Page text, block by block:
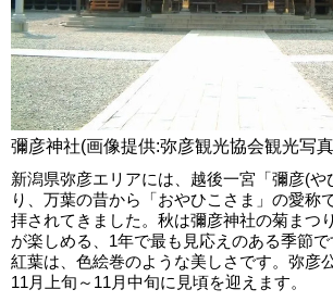
彌彦神社(画像提供:弥彦観光協会観光写
新潟県弥彦エリアには、越後一宮「彌彦(や
り、万葉の昔から「おやひこさま」の愛称
拝されてきました。秋は彌彦神社の菊まつ
が楽しめる、1年で最も見応えのある季節
紅葉は、色絵巻のような美しさです。弥彦
11月上旬～11月中旬に見頃を迎えます。